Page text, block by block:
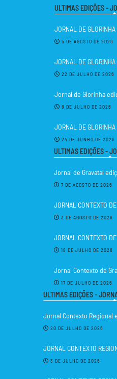
ULTIMAS EDIÇÕES -
JORNAL DE GLORINHA
5 DE AGOSTO DE 2026
JORNAL DE GLORINHA
22 DE JULHO DE 2026
Jornal de Glorinha
8 DE JULHO DE 2026
JORNAL DE GLORINHA
24 DE JUNHO DE 2026
ULTIMAS EDIÇÕES -
Jornal de Gravataí
7 DE AGOSTO DE 2026
JORNAL CONTEXTO DE
3 DE AGOSTO DE 2026
JORNAL CONTEXTO DE
18 DE JULHO DE 2026
Jornal Contexto de
17 DE JULHO DE 2026
ULTIMAS EDIÇÕES -
Jornal Contexto Regional
20 DE JULHO DE 2026
JORNAL CONTEXTO
3 DE JULHO DE 2026